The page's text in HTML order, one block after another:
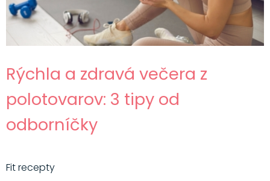
Rýchla a zdravá večera z
polotovarov: 3 tipy od
odborníčky
Fit recepty